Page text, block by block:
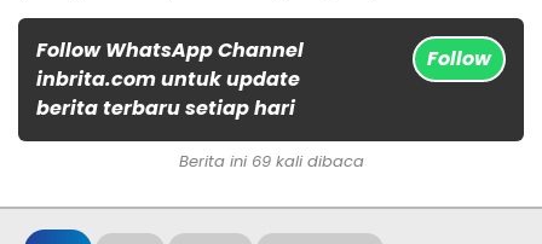
Follow WhatsApp Channel
inbrita.com untuk update
berita terbaru setiap hari
Follow
Berita ini 69 kali dibaca